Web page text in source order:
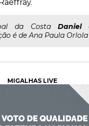
da Costa Daniele
é de Ana Paula
MIGALHAS LIVE